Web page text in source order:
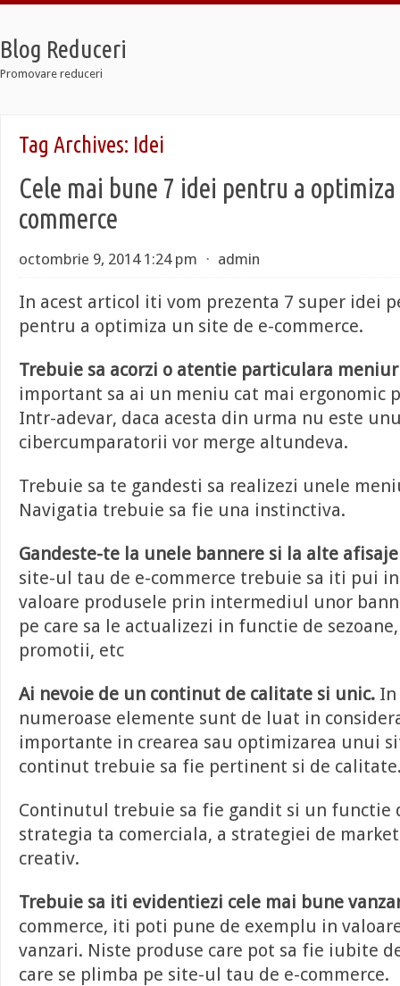
Blog Reduceri
Promovare reduceri
Taxi
Taxi
7
Tag Archives: Idei
Cele mai bune 7 idei pentru a
commerce
octombrie 9, 2014 1:24 pm ⋅ admin
In acest articol iti vom prezenta 7 super idei
pentru a optimiza un site de e-commerce.
Trebuie sa acorzi o atentie particulara
important sa ai un meniu cat mai ergonomic
Intr-adevar, daca acesta din urma nu este
cibercumparatorii vor merge altundeva.
Trebuie sa te gandesti sa realizezi unele
Navigatia trebuie sa fie una instinctiva.
Gandeste-te la unele bannere si la alte
site-ul tau de e-commerce trebuie sa iti pui
valoare produsele prin intermediul unor
pe care sa le actualizezi in functie de
promotii, etc
Ai nevoie de un continut de calitate si unic. In
numeroase elemente sunt de luat in
importante in crearea sau optimizarea unui
continut trebuie sa fie pertinent si de
Continutul trebuie sa fie gandit si un functie
strategia ta comerciala, a strategiei de
creativ.
Trebuie sa iti evidentiezi cele mai bune
commerce, iti poti pune de exemplu in
vanzari. Niste produse care pot sa fie iubite
care se plimba pe site-ul tau de e-commerce.